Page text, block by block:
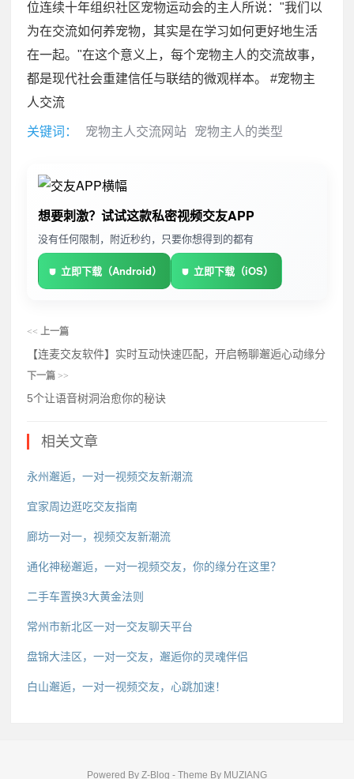
位连续十年组织社区宠物运动会的主人所说："我们以
为在交流如何养宠物，其实是在学习如何更好地生活
在一起。"在这个意义上，每个宠物主人的交流故事，
都是现代社会重建信任与联结的微观样本。 #宠物主
人交流
关键词： 宠物主人交流网站 宠物主人的类型
想要刺激？试试这款私密视频交友APP
没有任何限制，附近秒约，只要你想得到的都有
立即下载（Android） 立即下载（iOS）
<< 上一篇
【连麦交友软件】实时互动快速匹配，开启畅聊邂逅心动缘分
下一篇 >>
5个让语音树洞治愈你的秘诀
相关文章
永州邂逅，一对一视频交友新潮流
宜家周边逛吃交友指南
廊坊一对一，视频交友新潮流
通化神秘邂逅，一对一视频交友，你的缘分在这里？
二手车置换3大黄金法则
常州市新北区一对一交友聊天平台
盘锦大洼区，一对一交友，邂逅你的灵魂伴侣
白山邂逅，一对一视频交友，心跳加速！
Powered By Z-Blog - Theme By MUZIANG